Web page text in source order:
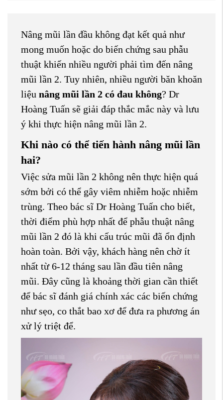
Nâng mũi lần đầu không đạt kết quả như
mong muốn hoặc do biến chứng sau phẫu
thuật khiến nhiều người phải tìm đến nâng
mũi lần 2. Tuy nhiên, nhiều người băn khoăn
liệu nâng mũi lần 2 có đau không? Dr
Hoàng Tuấn sẽ giải đáp thắc mắc này và lưu
ý khi thực hiện nâng mũi lần 2.
Khi nào có thể tiến hành nâng mũi lần
hai?
Việc sửa mũi lần 2 không nên thực hiện quá
sớm bởi có thể gây viêm nhiễm hoặc nhiễm
trùng. Theo bác sĩ Dr Hoàng Tuấn cho biết,
thời điểm phù hợp nhất để phẫu thuật nâng
mũi lần 2 đó là khi cấu trúc mũi đã ổn định
hoàn toàn. Bởi vậy, khách hàng nên chờ ít
nhất từ 6-12 tháng sau lần đầu tiên nâng
mũi. Đây cũng là khoảng thời gian cần thiết
để bác sĩ đánh giá chính xác các biến chứng
như sẹo, co thắt bao xơ để đưa ra phương án
xử lý triệt để.